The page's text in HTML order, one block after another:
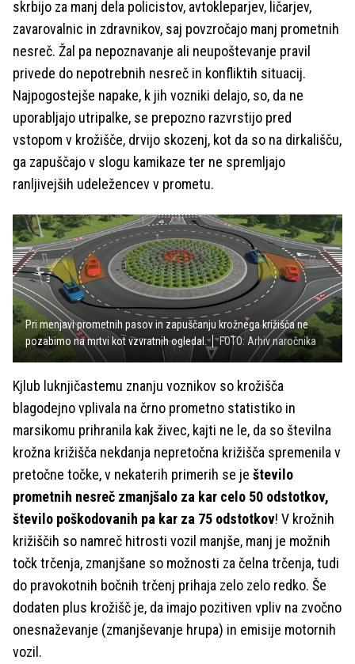
skrbijo za manj dela policistov, avtokleparjev, ličarjev,
zavarovalnic in zdravnikov, saj povzročajo manj prometnih
nesreč. Žal pa nepoznavanje ali neupoštevanje pravil
privede do nepotrebnih nesreč in konfliktih situacij.
Najpogostejše napake, k jih vozniki delajo, so, da ne
uporabljajo utripalke, se prepozno razvrstijo pred
vstopom v krožišče, drvijo skozenj, kot da so na dirkališču,
ga zapuščajo v slogu kamikaze ter ne spremljajo
ranljivejših udeležencev v prometu.
Pri menjavi prometnih pasov in zapuščanju krožnega križišča ne
pozabimo na mrtvi kot vzvratnih ogledal.
FOTO: Arhiv naročnika
Kjlub luknjičastemu znanju voznikov so krožišča
blagodejno vplivala na črno prometno statistiko in
marsikomu prihranila kak živec, kajti ne le, da so številna
krožna križišča nekdanja nepretočna križišča spremenila v
pretočne točke, v nekaterih primerih se je število
prometnih nesreč zmanjšalo za kar celo 50 odstotkov,
število poškodovanih pa kar za 75 odstotkov! V krožnih
križiščih so namreč hitrosti vozil manjše, manj je možnih
točk trčenja, zmanjšane so možnosti za čelna trčenja, tudi
do pravokotnih bočnih trčenj prihaja zelo zelo redko. Še
dodaten plus krožišč je, da imajo pozitiven vpliv na zvočno
onesnaževanje (zmanjševanje hrupa) in emisije motornih
vozil.